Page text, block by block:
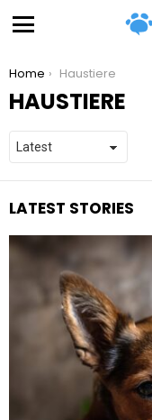
You are here:
Home Haustiere
HAUSTIERE
LATEST STORIES